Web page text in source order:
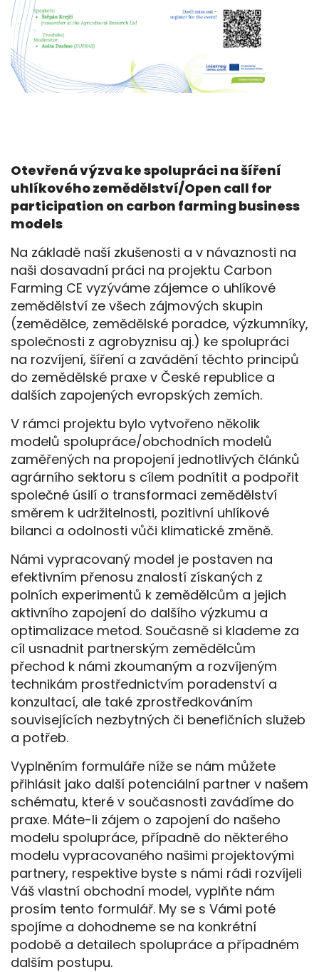
Otevřená výzva ke spolupráci na šíření
uhlíkového zemědělství/Open call for
participation on carbon farming business
models
Na základě naší zkušenosti a v návaznosti na
naši dosavadní práci na projektu Carbon
Farming CE vyzýváme zájemce o uhlíkové
zemědělství ze všech zájmových skupin
(zemědělce, zemědělské poradce, výzkumníky,
společnosti z agrobyznisu aj.) ke spolupráci
na rozvíjení, šíření a zavádění těchto principů
do zemědělské praxe v České republice a
dalších zapojených evropských zemích.
V rámci projektu bylo vytvořeno několik
modelů spolupráce/obchodních modelů
zaměřených na propojení jednotlivých článků
agrárního sektoru s cílem podnítit a podpořit
společné úsilí o transformaci zemědělství
směrem k udržitelnosti, pozitivní uhlíkové
bilanci a odolnosti vůči klimatické změně.
Námi vypracovaný model je postaven na
efektivním přenosu znalostí získaných z
polních experimentů k zemědělcům a jejich
aktivního zapojení do dalšího výzkumu a
optimalizace metod. Současně si klademe za
cíl usnadnit partnerským zemědělcům
přechod k námi zkoumaným a rozvíjeným
technikám prostřednictvím poradenství a
konzultací, ale také zprostředkováním
souvisejících nezbytných či benefičních služeb
a potřeb.
Vyplněním formuláře níže se nám můžete
přihlásit jako další potenciální partner v našem
schématu, které v současnosti zavádíme do
praxe. Máte-li zájem o zapojení do našeho
modelu spolupráce, případně do některého
modelu vypracovaného našimi projektovými
partnery, respektive byste s námi rádi rozvíjeli
Váš vlastní obchodní model, vyplňte nám
prosím tento formulář. My se s Vámi poté
spojíme a dohodneme se na konkrétní
podobě a detailech spolupráce a případném
dalším postupu.